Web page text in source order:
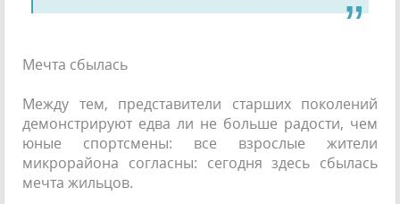
Мечта сбылась
Между тем, представители старших поколений
демонстрируют едва ли не больше радости, чем
юные спортсмены: все взрослые жители
микрорайона согласны: сегодня здесь сбылась
мечта жильцов.